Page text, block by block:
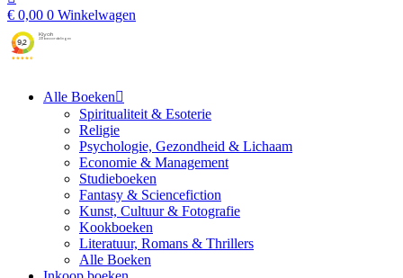
€ 0,00 0 Winkelwagen
Alle Boeken
Spiritualiteit & Esoterie
Religie
Psychologie, Gezondheid & Lichaam
Economie & Management
Studieboeken
Fantasy & Sciencefiction
Kunst, Cultuur & Fotografie
Kookboeken
Literatuur, Romans & Thrillers
Alle Boeken